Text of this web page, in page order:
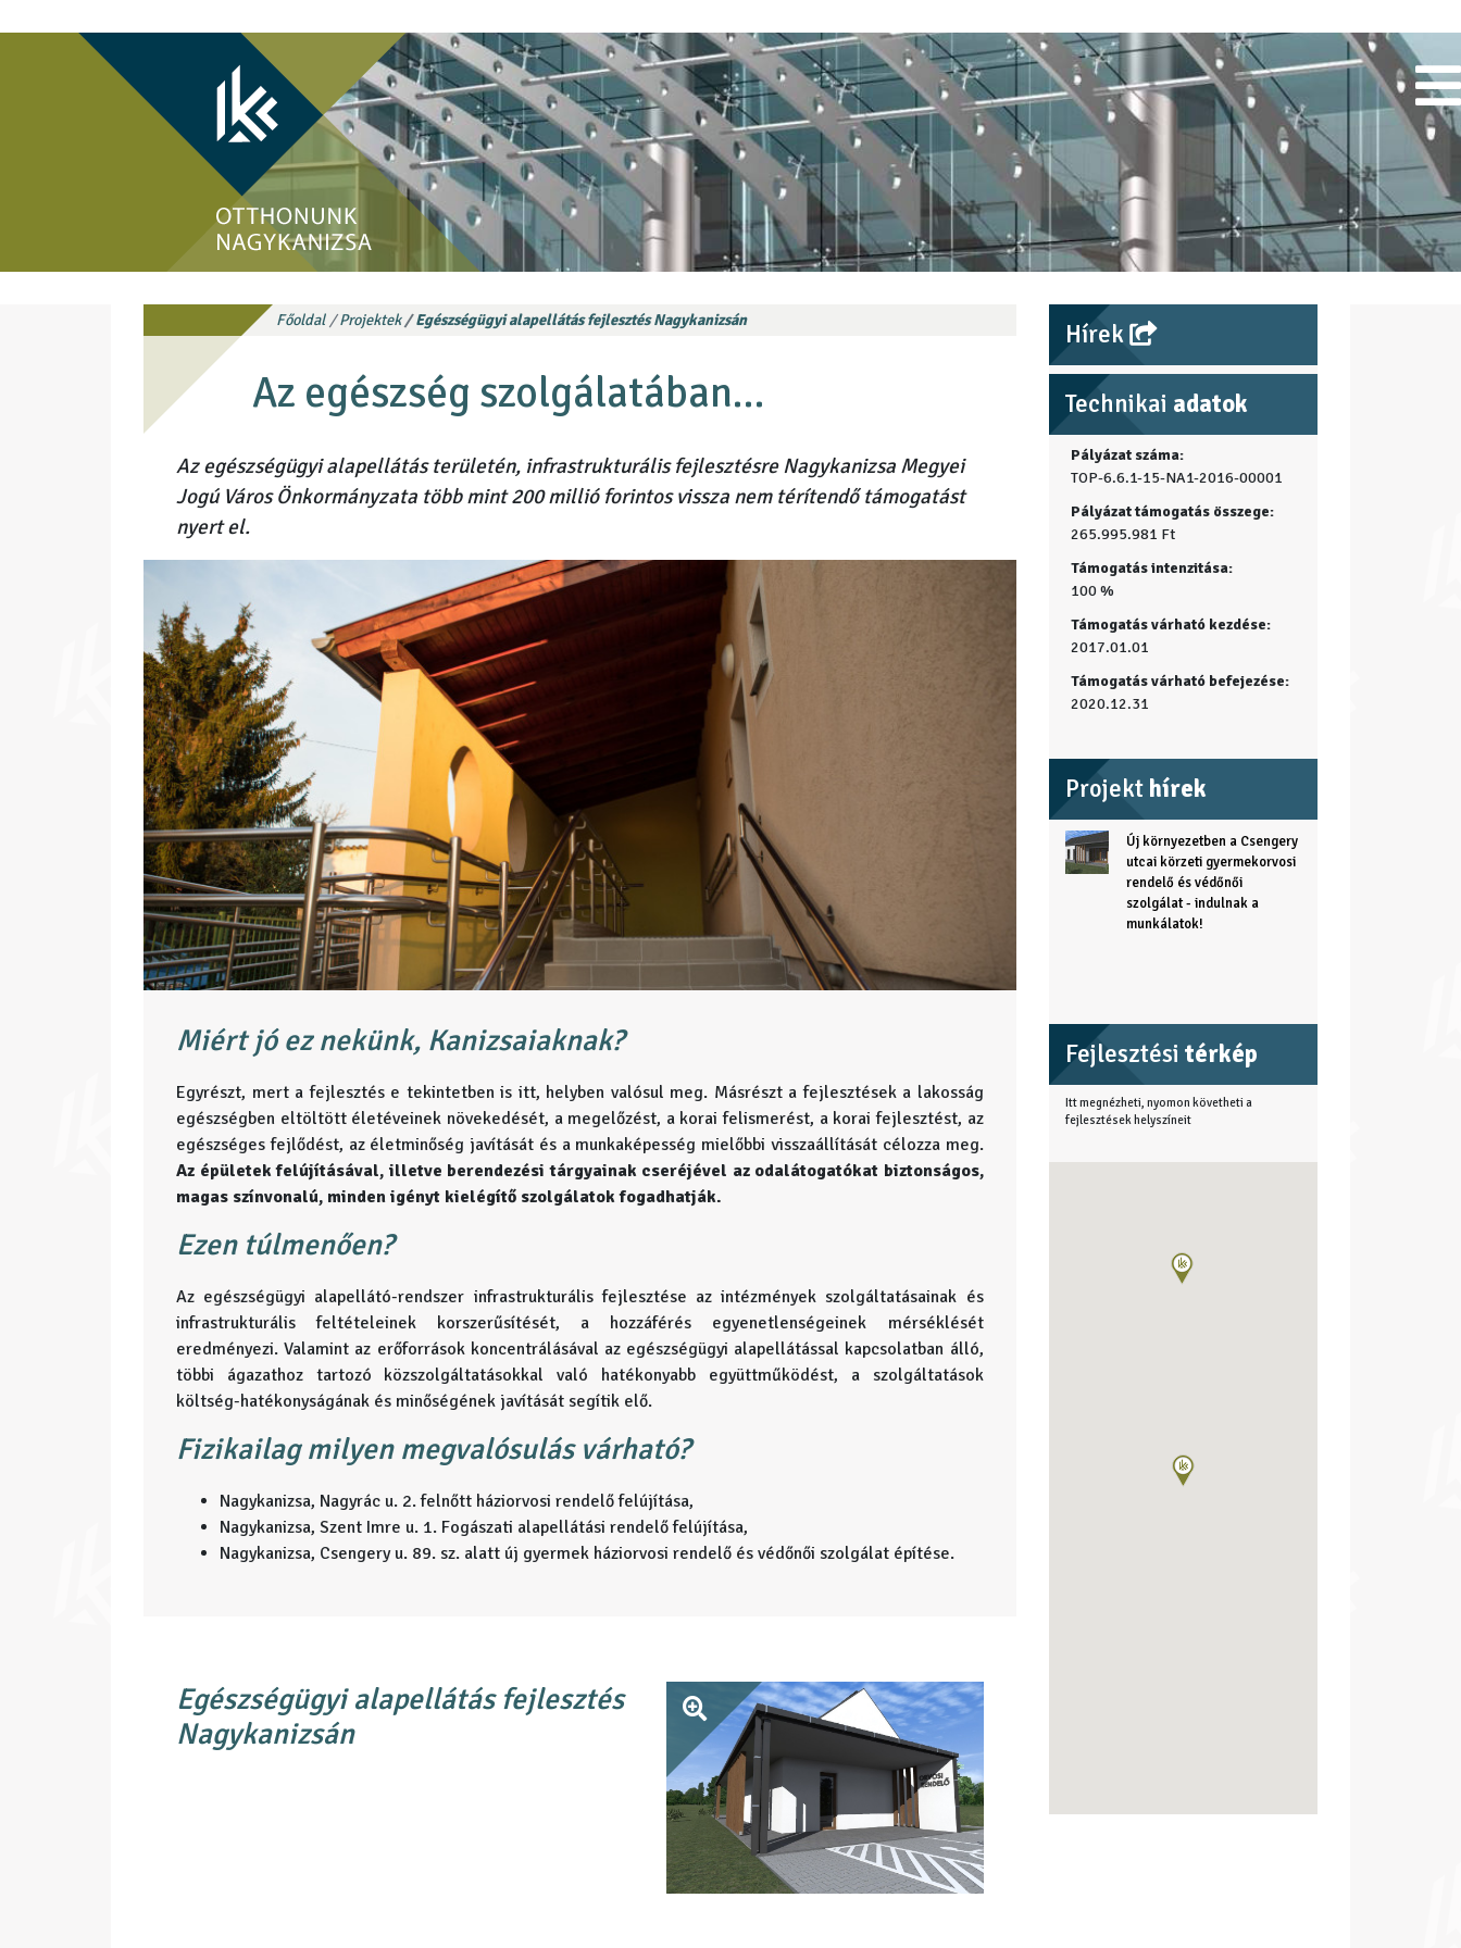
Főoldal Projektek Egészségügyi alapellátás fejlesztés Nagykanizsán
Az egészség szolgálatában…
Az egészségügyi alapellátás területén, infrastrukturális fejlesztésre Nagykanizsa Megyei
Jogú Város Önkormányzata több mint 200 millió forintos vissza nem térítendő támogatást
nyert el.
Miért jó ez nekünk, Kanizsaiaknak?
Egyrészt, mert a fejlesztés e tekintetben is itt, helyben valósul meg. Másrészt a fejlesztések a lakosság
egészségben eltöltött életéveinek növekedését, a megelőzést, a korai felismerést, a korai fejlesztést, az
egészséges fejlődést, az életminőség javítását és a munkaképesség mielőbbi visszaállítását célozza meg.
Az épületek felújításával, illetve berendezési tárgyainak cseréjével az odalátogatókat biztonságos,
magas színvonalú, minden igényt kielégítő szolgálatok fogadhatják.
Ezen túlmenően?
Az egészségügyi alapellátó-rendszer infrastrukturális fejlesztése az intézmények szolgáltatásainak és
infrastrukturális feltételeinek korszerűsítését, a hozzáférés egyenetlenségeinek mérséklését
eredményezi. Valamint az erőforrások koncentrálásával az egészségügyi alapellátással kapcsolatban álló,
többi ágazathoz tartozó közszolgáltatásokkal való hatékonyabb együttműködést, a szolgáltatások
költség-hatékonyságának és minőségének javítását segítik elő.
Fizikailag milyen megvalósulás várható?
Nagykanizsa, Nagyrác u. 2. felnőtt háziorvosi rendelő felújítása,
Nagykanizsa, Szent Imre u. 1. Fogászati alapellátási rendelő felújítása,
Nagykanizsa, Csengery u. 89. sz. alatt új gyermek háziorvosi rendelő és védőnői szolgálat építése.
Egészségügyi alapellátás fejlesztés
Nagykanizsán
Hírek
Technikai adatok
Pályázat száma:
TOP-6.6.1-15-NA1-2016-00001
Pályázat támogatás összege:
265.995.981 Ft
Támogatás intenzitása:
100 %
Támogatás várható kezdése:
2017.01.01
Támogatás várható befejezése:
2020.12.31
Projekt hírek
Új környezetben a Csengery
utcai körzeti gyermekorvosi
rendelő és védőnői
szolgálat - indulnak a
munkálatok!
Fejlesztési térkép
Itt megnézheti, nyomon követheti a
fejlesztések helyszíneit